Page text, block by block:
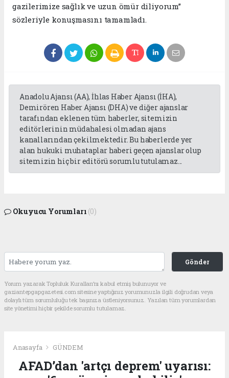
gazilerimize sağlık ve uzun ömür diliyorum”
sözleriyle konuşmasını tamamladı.
Anadolu Ajansı (AA), İhlas Haber Ajansı (İHA),
Demirören Haber Ajansı (DHA) ve diğer ajanslar
tarafından eklenen tüm haberler, sitemizin
editörlerinin müdahalesi olmadan ajans
kanallarından çekilmektedir. Bu haberlerde yer
alan hukuki muhataplar haberi geçen ajanslar olup
sitemizin hiç bir editörü sorumlu tutulamaz...
Okuyucu Yorumları (0)
Gönder
Yorum yazarak Topluluk Kuralları’nı kabul etmiş bulunuyor ve
gaziantepgapgazetesi.com sitesine yaptığınız yorumunuzla ilgili doğrudan veya
dolaylı tüm sorumluluğu tek başınıza üstleniyorsunuz. Yazılan tüm yorumlardan
site yönetimi hiçbir şekilde sorumlu tutulamaz.
Anasayfa GÜNDEM
AFAD’dan 'artçı deprem' uyarısı: